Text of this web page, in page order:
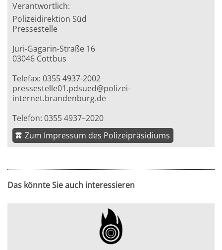
Verantwortlich:
Polizeidirektion Süd
Pressestelle
Juri-Gagarin-Straße 16
03046 Cottbus
Telefax: 0355 4937-2002
pressestelle01.pdsued@polizei-
internet.brandenburg.de
Telefon: 0355 4937–2020
Zum Impressum des Polizeipräsidiums
Das könnte Sie auch interessieren